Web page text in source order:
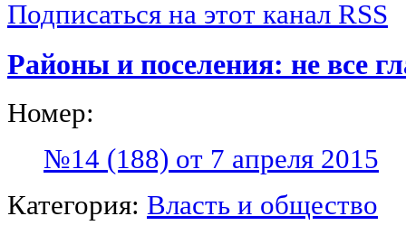
Подписаться на этот канал RSS
Районы и поселения: не все
Номер:
№14 (188) от 7 апреля 2015
Категория: Власть и общество